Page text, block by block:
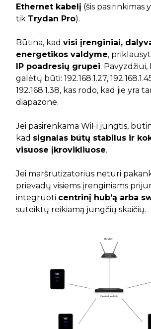
Ethernet kabelį (šis pasirinkimas
tik Trydan Pro).
Būtina, kad visi įrenginiai,
energetikos valdyme,
IP poadresių grupei. Pavyzdžiui,
galėtų būti: 192.168.1.27,
192.168.1.38, kas rodo, kad jie yra
diapazone.
Jei pasirenkama WiFi jungtis,
kad signalas būtų stabilus ir
visuose įkrovikliuose.
Jei maršrutizatorius neturi
prievadų visiems įrenginiams
integruoti centrinį hub’ą arba
suteiktų reikiamą jungčių skaičių.